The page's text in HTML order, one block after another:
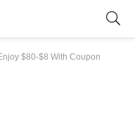
$80-$8 With Coupon